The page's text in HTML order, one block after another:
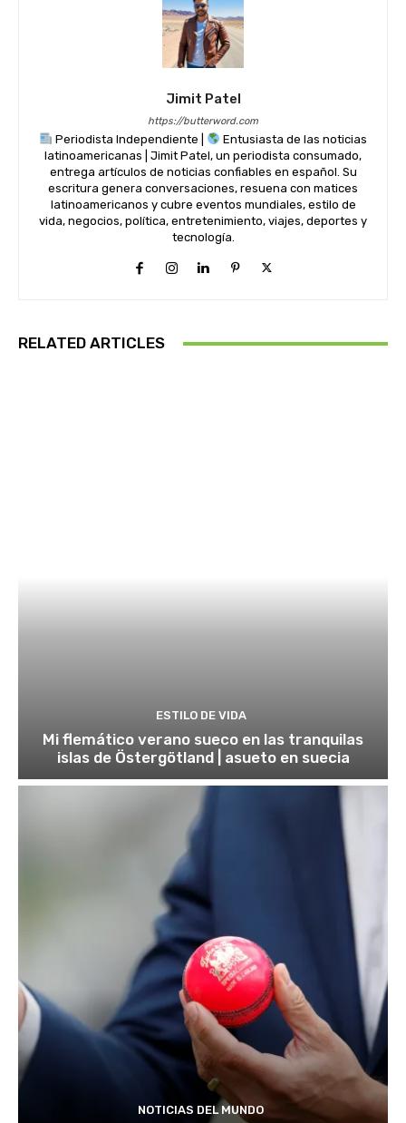
Jimit Patel
https://butterword.com
Periodista Independiente |
Entusiasta de las noticias
latinoamericanas | Jimit Patel, un periodista consumado,
entrega artículos de noticias confiables en español. Su
escritura genera conversaciones, resuena con matices
latinoamericanos y cubre eventos mundiales, estilo de
vida, negocios, política, entretenimiento, viajes, deportes y
tecnología.
RELATED ARTICLES
ESTILO DE VIDA
Mi flemático verano sueco en las tranquilas
islas de Östergötland | asueto en suecia
NOTICIAS DEL MUNDO